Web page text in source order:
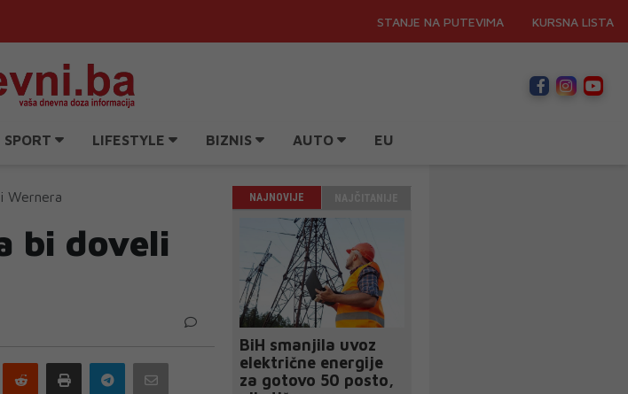
STANJE NA PUTEVIMA KURSNA LISTA
SPORT LIFESTYLE BIZNIS AUTO EU
Wernera
bi doveli
PinterestReddit Print Telegram
NAJNOVIJE
BiH smanjila uvoz
električne energije
za gotovo 50 posto,